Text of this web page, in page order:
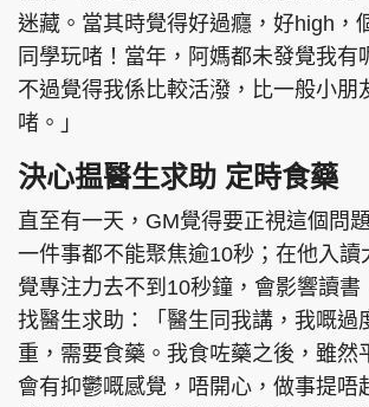
迷藏。當其時覺得好過癮，好high，
同學玩啫！當年，阿媽都未發覺我有
不過覺得我係比較活潑，比一般小朋
啫。」
決心揾醫生求助 定時食藥
直至有一天，GM覺得要正視這個問
一件事都不能聚焦逾10秒；在他入讀
覺專注力去不到10秒鐘，會影響讀書
找醫生求助：「醫生同我講，我嘅過
重，需要食藥。我食咗藥之後，雖然
會有抑鬱嘅感覺，唔開心，做事提唔